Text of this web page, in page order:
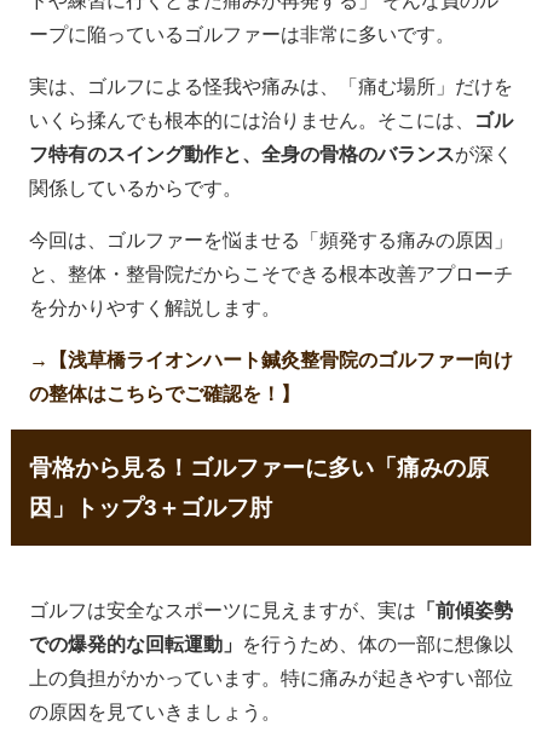
ープに陥っているゴルファーは非常に多いです。
実は、ゴルフによる怪我や痛みは、「痛む場所」だけを
いくら揉んでも根本的には治りません。そこには、
ゴル
フ特有のスイング動作と、全身の骨格のバランスが深く
関係しているからです。
今回は、ゴルファーを悩ませる「頻発する痛みの原因」
と、整体・整骨院だからこそできる根本改善アプローチ
を分かりやすく解説します。
→【浅草橋ライオンハート鍼灸整骨院のゴルファー向け
の整体はこちらでご確認を！】
骨格から見る！ゴルファーに多い「痛みの原
因」トップ3＋ゴルフ肘
ゴルフは安全なスポーツに見えますが、実は 「前傾姿勢
での爆発的な回転運動」
を行うため、体の一部に想像以
上の負担がかかっています。特に痛みが起きやすい部位
の原因を見ていきましょう。